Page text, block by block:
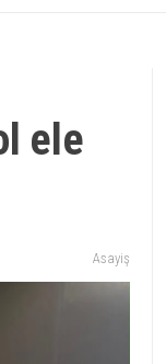
ele
Asayiş